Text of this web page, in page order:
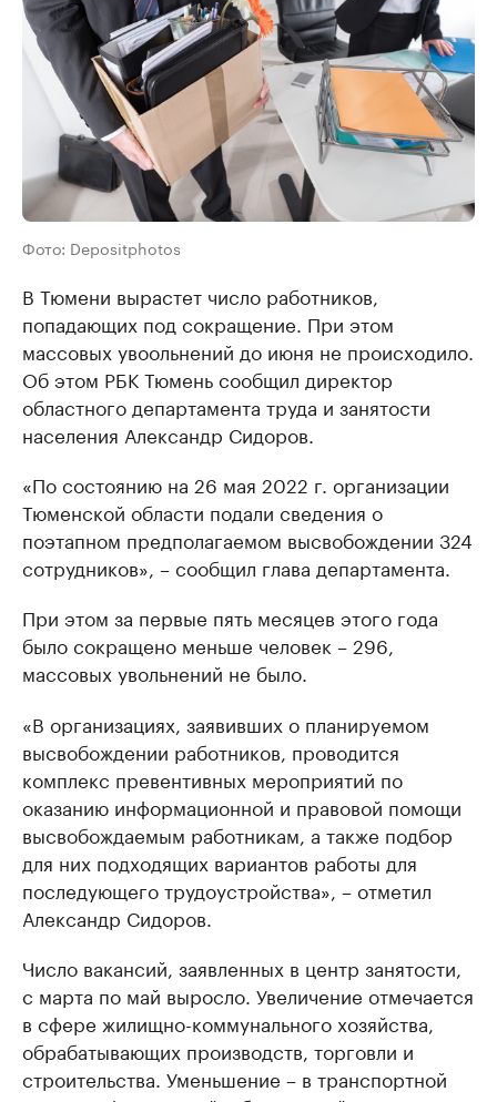
Фото: Depositphotos
В Тюмени вырастет число работников,
попадающих под сокращение. При этом
массовых увоольнений до июня не происходило.
Об этом РБК Тюмень сообщил директор
областного департамента труда и занятости
населения Александр Сидоров.
«По состоянию на 26 мая 2022 г. организации
Тюменской области подали сведения о
поэтапном предполагаемом высвобождении 324
сотрудников», – сообщил глава департамента.
При этом за первые пять месяцев этого года
было сокращено меньше человек – 296,
массовых увольнений не было.
«В организациях, заявивших о планируемом
высвобождении работников, проводится
комплекс превентивных мероприятий по
оказанию информационной и правовой помощи
высвобождаемым работникам, а также подбор
для них подходящих вариантов работы для
последующего трудоустройства», – отметил
Александр Сидоров.
Число вакансий, заявленных в центр занятости,
с марта по май выросло. Увеличение отмечается
в сфере жилищно-коммунального хозяйства,
обрабатывающих производств, торговли и
строительства. Уменьшение – в транспортной